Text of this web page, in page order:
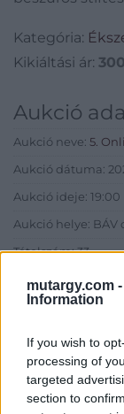
mutargy.com -
Information
If you wish to
processing of
targeted
section to
Kategória:
Kikiáltási ár:
Aukció
Aukció neve: 5.
Aukció dátuma:
Aukció ideje: 19:00
Aukció helye: BÁV
Tételszám: 33
Eladó